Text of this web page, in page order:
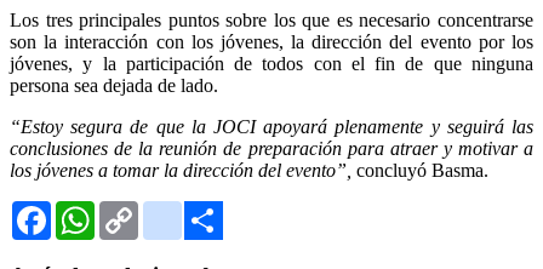
Los tres principales puntos sobre los que es necesario concentrarse
son la interacción con los jóvenes, la dirección del evento por los
jóvenes, y la participación de todos con el fin de que ninguna
persona sea dejada de lado.
“Estoy segura de que la JOCI apoyará plenamente y seguirá las
conclusiones de la reunión de preparación para atraer y motivar a
los jóvenes a tomar la dirección del evento”, concluyó Basma.
FacebookWhatsApp
Copy
Gmail